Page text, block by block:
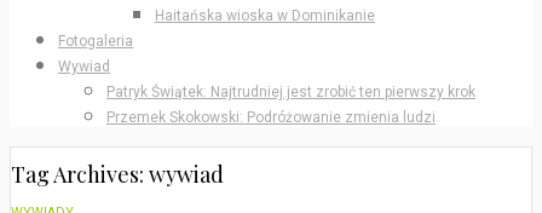
Haitańska wioska w Dominikanie
Fotogaleria
Wywiad
Patryk Świątek: Najtrudniej jest zrobić ten pierwszy krok
Przemek Skokowski: Podróżowanie zmienia ludzi
Tag Archives: wywiad